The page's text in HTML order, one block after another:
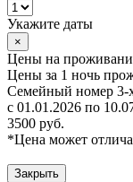
Укажите даты
×
Цены на
Цены за 1 ночь
Семейный номер 3-
с 01.01.2026 по
3500 руб.
*Цена может
Закрыть